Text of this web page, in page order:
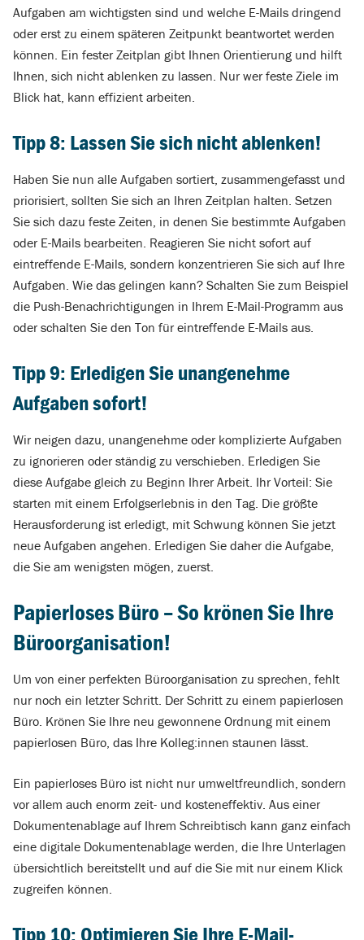
Aufgaben am wichtigsten sind und welche E-Mails dringend
oder erst zu einem späteren Zeitpunkt beantwortet werden
können. Ein fester Zeitplan gibt Ihnen Orientierung und hilft
Ihnen, sich nicht ablenken zu lassen. Nur wer feste Ziele im
Blick hat, kann effizient arbeiten.
Tipp 8: Lassen Sie sich nicht ablenken!
Haben Sie nun alle Aufgaben sortiert, zusammengefasst und
priorisiert, sollten Sie sich an Ihren Zeitplan halten. Setzen
Sie sich dazu feste Zeiten, in denen Sie bestimmte Aufgaben
oder E-Mails bearbeiten. Reagieren Sie nicht sofort auf
eintreffende E-Mails, sondern konzentrieren Sie sich auf Ihre
Aufgaben. Wie das gelingen kann? Schalten Sie zum Beispiel
die Push-Benachrichtigungen in Ihrem E-Mail-Programm aus
oder schalten Sie den Ton für eintreffende E-Mails aus.
Tipp 9: Erledigen Sie unangenehme
Aufgaben sofort!
Wir neigen dazu, unangenehme oder komplizierte Aufgaben
zu ignorieren oder ständig zu verschieben. Erledigen Sie
diese Aufgabe gleich zu Beginn Ihrer Arbeit. Ihr Vorteil: Sie
starten mit einem Erfolgserlebnis in den Tag. Die größte
Herausforderung ist erledigt, mit Schwung können Sie jetzt
neue Aufgaben angehen. Erledigen Sie daher die Aufgabe,
die Sie am wenigsten mögen, zuerst.
Papierloses Büro – So krönen Sie Ihre
Büroorganisation!
Um von einer perfekten Büroorganisation zu sprechen, fehlt
nur noch ein letzter Schritt. Der Schritt zu einem papierlosen
Büro. Krönen Sie Ihre neu gewonnene Ordnung mit einem
papierlosen Büro, das Ihre Kolleg:innen staunen lässt.
Ein papierloses Büro ist nicht nur umweltfreundlich, sondern
vor allem auch enorm zeit- und kosteneffektiv. Aus einer
Dokumentenablage auf Ihrem Schreibtisch kann ganz einfach
eine digitale Dokumentenablage werden, die Ihre Unterlagen
übersichtlich bereitstellt und auf die Sie mit nur einem Klick
zugreifen können.
Tipp 10: Optimieren Sie Ihre E-Mail-